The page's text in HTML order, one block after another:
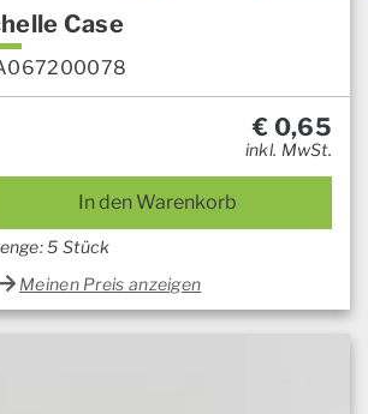
Case
€ 0,65
inkl. MwSt.
In den Warenkorb
5 Stück
Meinen Preis anzeigen